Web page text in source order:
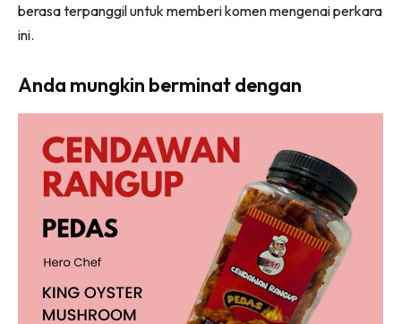
berasa terpanggil untuk memberi komen mengenai perkara
ini.
Anda mungkin berminat dengan